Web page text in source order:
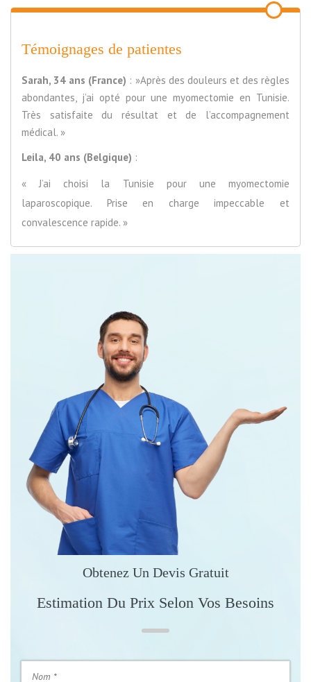
Témoignages de patientes
Sarah, 34 ans (France) : »Après des douleurs et des règles
abondantes, j’ai opté pour une myomectomie en Tunisie.
Très satisfaite du résultat et de l’accompagnement
médical. »
Leila, 40 ans (Belgique) :
« J’ai choisi la Tunisie pour une myomectomie
laparoscopique. Prise en charge impeccable et
convalescence rapide. »
Obtenez Un Devis Gratuit
Estimation Du Prix Selon Vos Besoins